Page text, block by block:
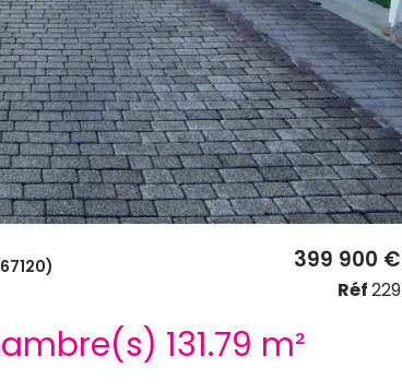
Maison 5 pièce(s) 3 chambre(s) 131.79 m²
399 900 €
Réf229